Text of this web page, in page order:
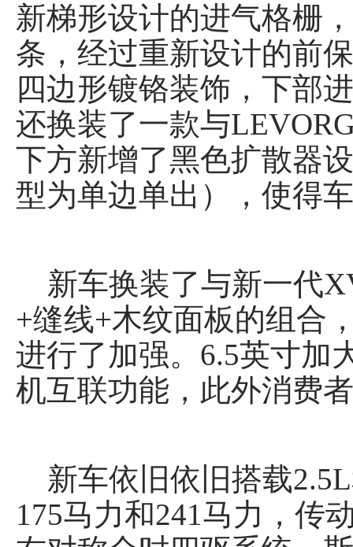
新梯形设计的进气格栅
条，经过重新设计的前
四边形镀铬装饰，下部
还换装了一款与
下方新增了黑色扩散器
型为单边单出），使得
新车换装了与新一代
+缝线+木纹面板的组合
进行了加强。6.5英寸加
机互联功能，此外消费
新车依旧依旧搭载
175马力和241马力，传